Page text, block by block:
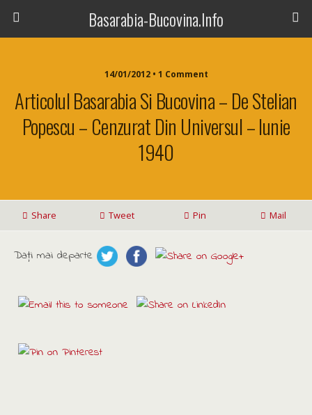
Basarabia-Bucovina.Info
14/01/2012 • 1 Comment
Articolul Basarabia Si Bucovina – De Stelian
Popescu – Cenzurat Din Universul – Iunie
1940
Share Tweet Pin Mail
Daţi mai departe